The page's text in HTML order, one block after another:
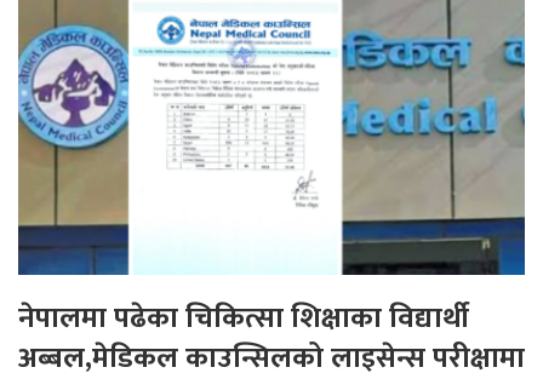
नेपालमा पढेका चिकित्सा शिक्षाका विद्यार्थी
अब्बल,मेडिकल काउन्सिलको लाइसेन्स परीक्षामा